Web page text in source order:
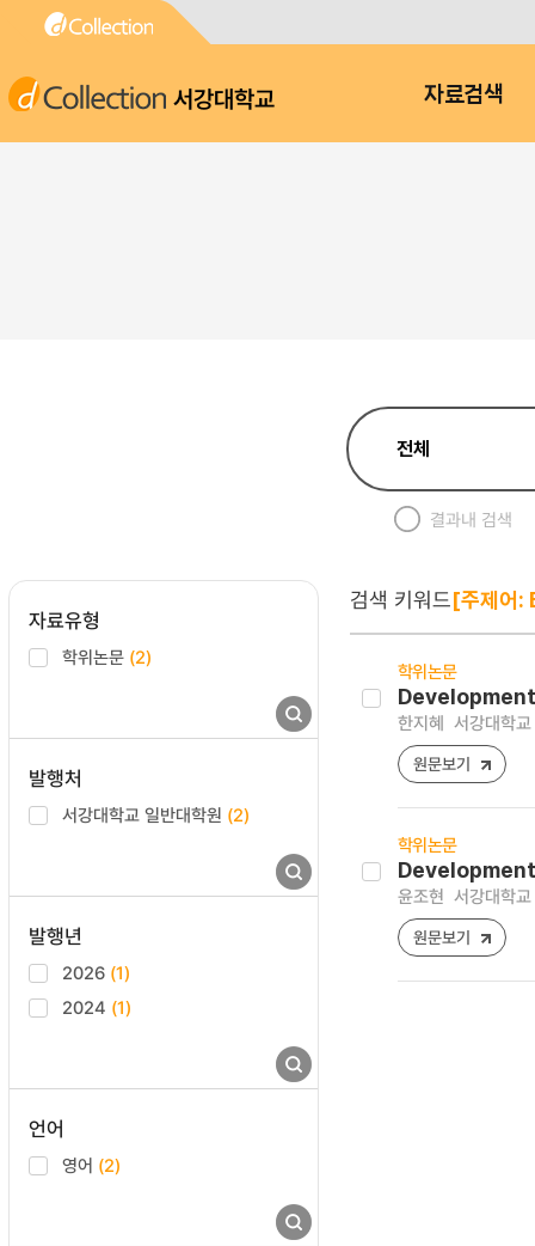
서강대학교 자료검색
결과내 검색
자료유형
학위논문 (2)
발행처
서강대학교 일반대학원 (2)
발행년
2026 (1)
2024 (1)
언어
영어 (2)
검색 키워드[주제어:
학위논문
한지혜 서강대학
원문보기
학위논문
윤조현 서강대학
원문보기